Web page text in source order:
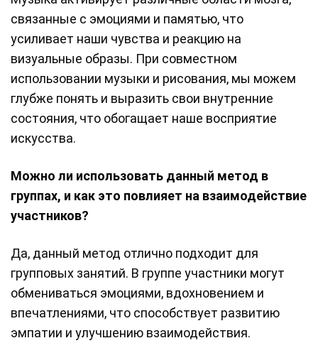
связанные с эмоциями и памятью, что
усиливает наши чувства и реакцию на
визуальные образы. При совместном
использовании музыки и рисования, мы можем
глубже понять и выразить свои внутренние
состояния, что обогащает наше восприятие
искусства.
Можно ли использовать данный метод в
группах, и как это повлияет на взаимодействие
участников?
Да, данный метод отлично подходит для
групповых занятий. В группе участники могут
обмениваться эмоциями, вдохновением и
впечатлениями, что способствует развитию
эмпатии и улучшению взаимодействия.